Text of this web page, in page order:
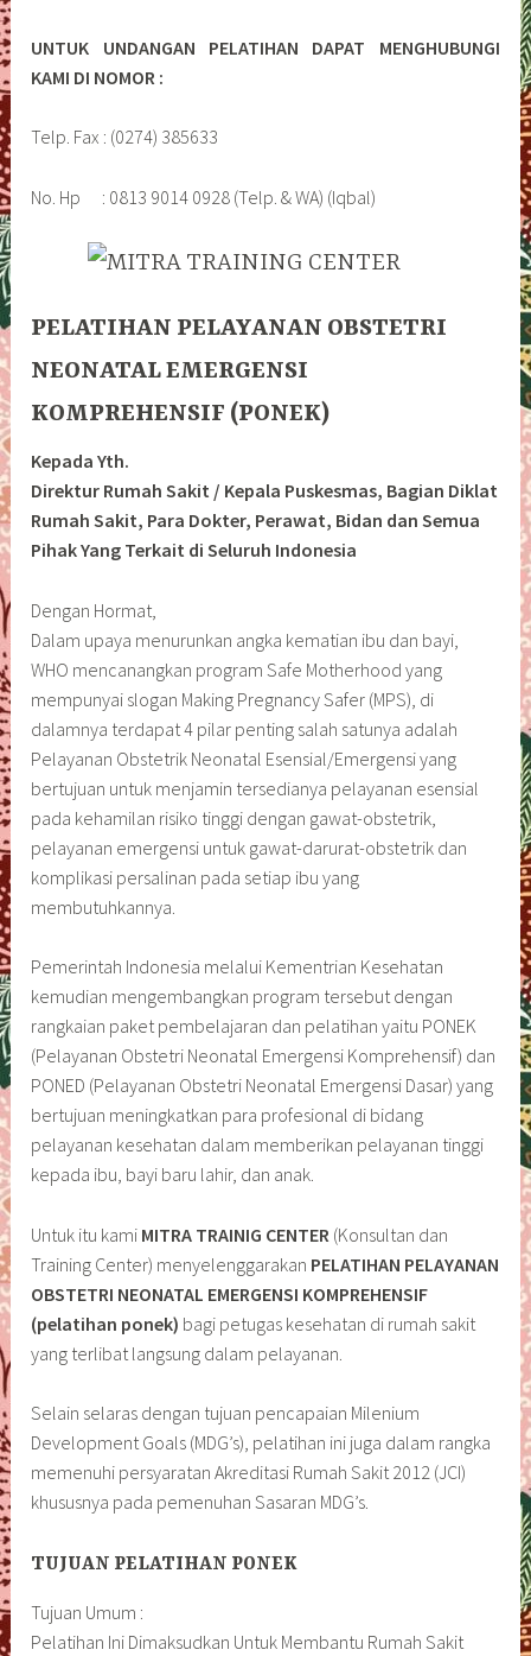
UNTUK UNDANGAN PELATIHAN DAPAT MENGHUBUNGI
KAMI DI NOMOR :
Telp. Fax : (0274) 385633
No. Hp : 0813 9014 0928 (Telp. & WA) (Iqbal)
PELATIHAN PELAYANAN OBSTETRI
NEONATAL EMERGENSI
KOMPREHENSIF (PONEK)
Kepada Yth.
Direktur Rumah Sakit / Kepala Puskesmas, Bagian Diklat
Rumah Sakit, Para Dokter, Perawat, Bidan dan Semua
Pihak Yang Terkait di Seluruh Indonesia
Dengan Hormat,
Dalam upaya menurunkan angka kematian ibu dan bayi,
WHO mencanangkan program Safe Motherhood yang
mempunyai slogan Making Pregnancy Safer (MPS), di
dalamnya terdapat 4 pilar penting salah satunya adalah
Pelayanan Obstetrik Neonatal Esensial/Emergensi yang
bertujuan untuk menjamin tersedianya pelayanan esensial
pada kehamilan risiko tinggi dengan gawat-obstetrik,
pelayanan emergensi untuk gawat-darurat-obstetrik dan
komplikasi persalinan pada setiap ibu yang
membutuhkannya.
Pemerintah Indonesia melalui Kementrian Kesehatan
kemudian mengembangkan program tersebut dengan
rangkaian paket pembelajaran dan pelatihan yaitu PONEK
(Pelayanan Obstetri Neonatal Emergensi Komprehensif) dan
PONED (Pelayanan Obstetri Neonatal Emergensi Dasar) yang
bertujuan meningkatkan para profesional di bidang
pelayanan kesehatan dalam memberikan pelayanan tinggi
kepada ibu, bayi baru lahir, dan anak.
Untuk itu kami MITRA TRAINIG CENTER (Konsultan dan
Training Center) menyelenggarakan PELATIHAN PELAYANAN
OBSTETRI NEONATAL EMERGENSI KOMPREHENSIF
(pelatihan ponek) bagi petugas kesehatan di rumah sakit
yang terlibat langsung dalam pelayanan.
Selain selaras dengan tujuan pencapaian Milenium
Development Goals (MDG’s), pelatihan ini juga dalam rangka
memenuhi persyaratan Akreditasi Rumah Sakit 2012 (JCI)
khususnya pada pemenuhan Sasaran MDG’s.
TUJUAN PELATIHAN PONEK
Tujuan Umum :
Pelatihan Ini Dimaksudkan Untuk Membantu Rumah Sakit